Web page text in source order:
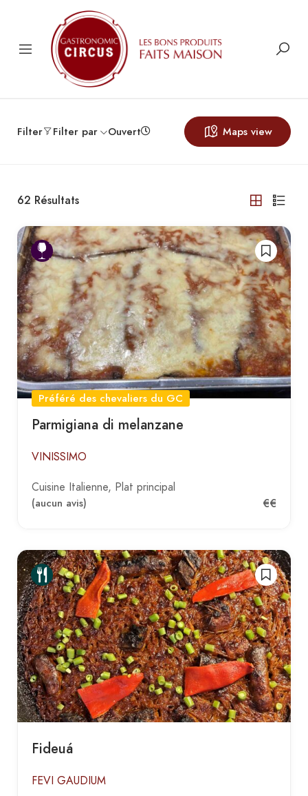
Filter Filter par Ouvert Maps view
62 Résultats
Préféré des chevaliers du GC
Parmigiana di melanzane
VINISSIMO
Cuisine Italienne Plat principal
(aucun avis)
€€
Fideuá
FEVI GAUDIUM